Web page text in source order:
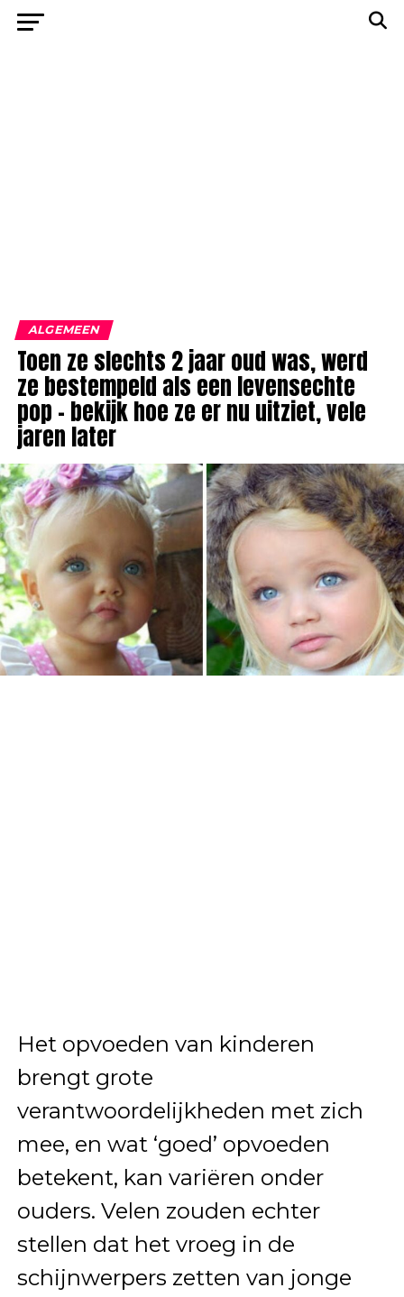
ALGEMEEN
Toen ze slechts 2 jaar oud was, werd
ze bestempeld als een levensechte
pop – bekijk hoe ze er nu uitziet, vele
jaren later
Het opvoeden van kinderen
brengt grote
verantwoordelijkheden met zich
mee, en wat ‘goed’ opvoeden
betekent, kan variëren onder
ouders. Velen zouden echter
stellen dat het vroeg in de
schijnwerpers zetten van jonge